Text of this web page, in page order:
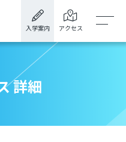
入学案内 アクセス
詳細